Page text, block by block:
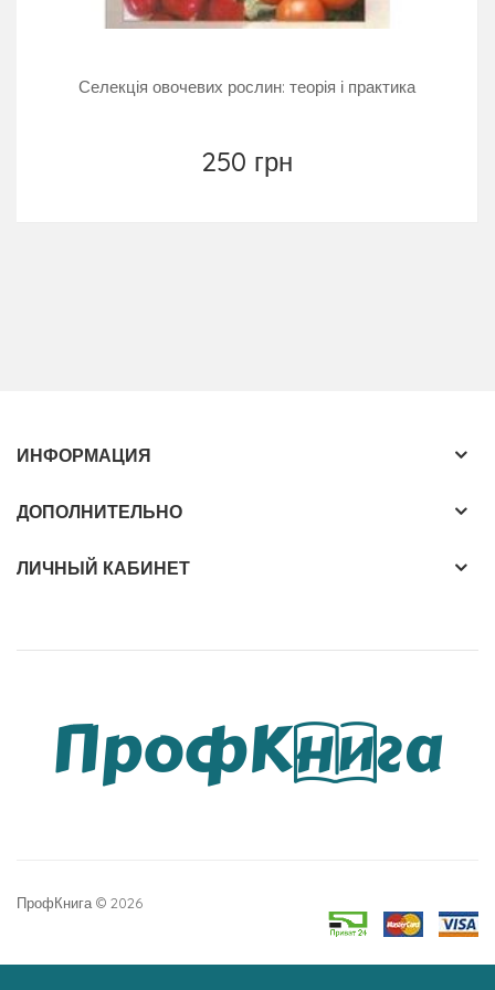
Селекція овочевих рослин: теорія і практика
250 грн
ИНФОРМАЦИЯ
ДОПОЛНИТЕЛЬНО
ЛИЧНЫЙ КАБИНЕТ
ПрофКнига © 2026